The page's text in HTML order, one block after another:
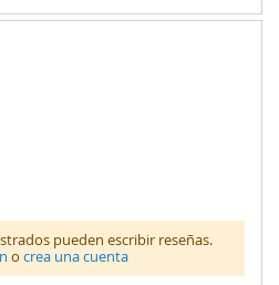
pueden escribir reseñas.
o crea una cuenta